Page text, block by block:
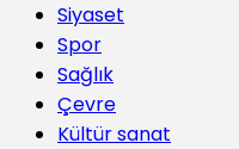
Siyaset
Spor
Sağlık
Çevre
Kültür sanat